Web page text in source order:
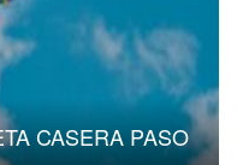
CASERA PASO